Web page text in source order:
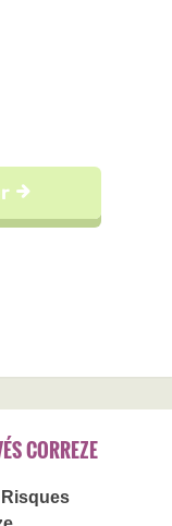
CORREZE